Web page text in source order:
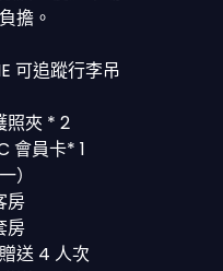
擔。
可追蹤行李吊
照夾 * 2
會員卡* 1
）
房
房
送 4 人次